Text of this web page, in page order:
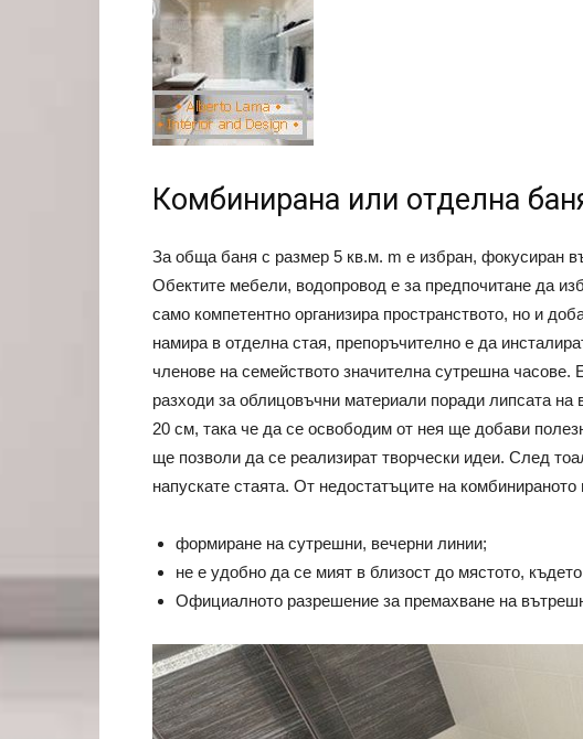
Комбинирана или отделна
За обща баня с размер 5 кв.м. m е избран, фокусиран
Обектите мебели, водопровод е за предпочитане да
само компетентно организира пространството, но и
намира в отделна стая, препоръчително е да
членове на семейството значителна сутрешна часове.
разходи за облицовъчни материали поради липсата
20 см, така че да се освободим от нея ще добави
ще позволи да се реализират творчески идеи. След
напускате стаята. От недостатъците на комбинираното
формиране на сутрешни, вечерни линии;
не е удобно да се мият в близост до мястото,
Официалното разрешение за премахване на